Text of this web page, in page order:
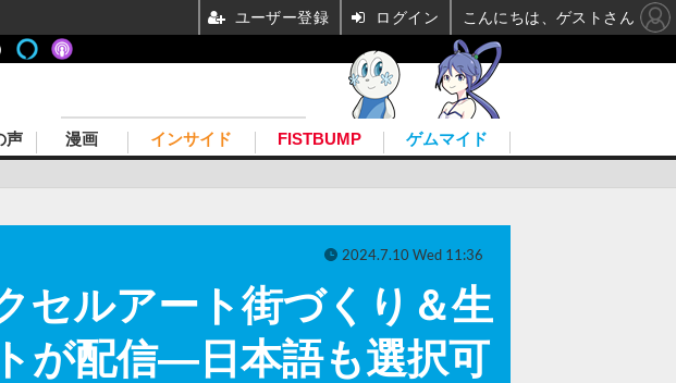
声 漫画 インサイド FISTBUMP ゲムマイド
セルアート街づくり＆生
が配信―日本語も選択可
2024.7.10 Wed 11:36
ユーザー登録 ログイン こんにちは、ゲストさん